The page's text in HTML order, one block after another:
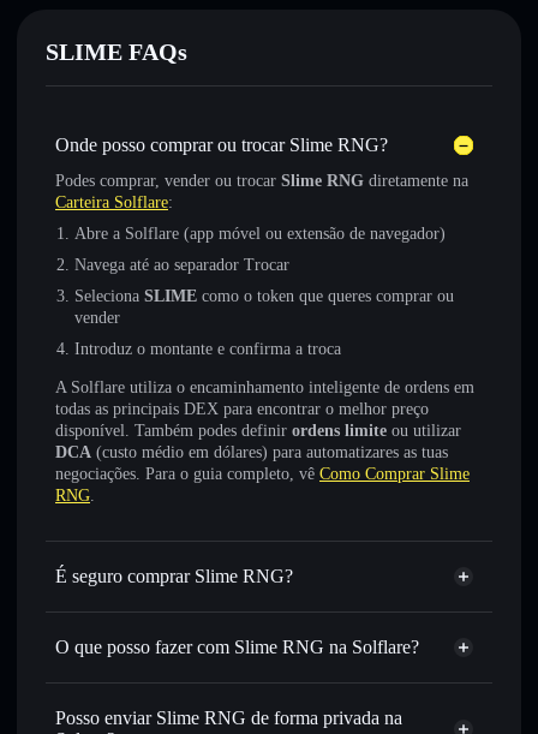
SLIME FAQs
Onde posso comprar ou trocar Slime RNG?
Podes comprar, vender ou trocar Slime RNG diretamente na
Carteira Solflare:
Abre a Solflare (app móvel ou extensão de navegador)
Navega até ao separador Trocar
Seleciona SLIME como o token que queres comprar ou
vender
Introduz o montante e confirma a troca
A Solflare utiliza o encaminhamento inteligente de ordens em
todas as principais DEX para encontrar o melhor preço
disponível. Também podes definir ordens limite ou utilizar
DCA (custo médio em dólares) para automatizares as tuas
negociações. Para o guia completo, vê Como Comprar Slime
RNG.
É seguro comprar Slime RNG?
Slime RNG não está verificado
O que posso fazer com Slime RNG na Solflare?
Slime RNG
Carteira Solflare
Trocar instantaneamente— trocar SLIME por SOL,
Posso enviar Slime RNG de forma privada na